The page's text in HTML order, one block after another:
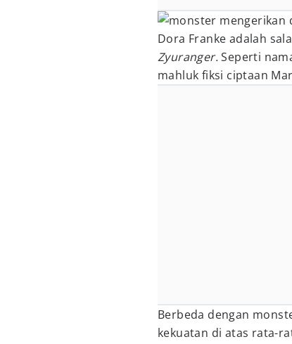
Dora Franke adalah
Zyuranger.Seperti
mahluk fiksi ciptaan
Berbeda dengan
kekuatan di atas rata-